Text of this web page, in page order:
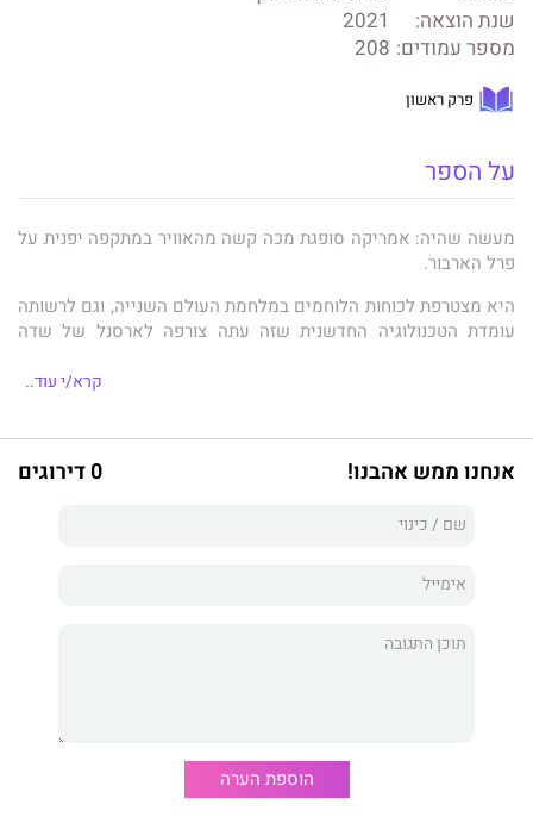
שנת הוצאה:
2021
מספר עמודים: 208
פרק ראשון
על הספר
מעשה שהיה: אמריקה סופגת מכה קשה מהאוויר במתקפה יפנית על
פרל הארבור.
היא מצטרפת לכוחות הלוחמים במלחמת העולם השנייה, וגם לרשותה
עומדת הטכנולוגיה החדשנית שזה עתה צורפה לארסנל של שדה
בפעם הראשונה אפשר להפתיע את האוייב מלמעלה, ובעלות הברית
מוסרי. ומצד שני, המלחמה נגררת, מתמשכת, ובעלות הברית רוצות
לשים לה סוף.
חדשני, מלחמה טוטאלית, קבלת החלטות במצב של אי ודאות.
זה סיר הלחץ שבו מתבשלים יחדיו מנהיגים, גנרלים, ממציאים,
כבר כתב כמה ספרים, שהצליחו מאוד. הוא כתב על
התנהגויות אנושיות ועל מגמות חברתיות, הוא כתב על הצלחה ועל
קרא/י עוד..
אנחנו ממש אהבנו! 0 דירוגים
הוספת הערה